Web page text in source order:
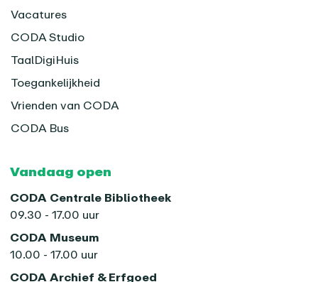
Vacatures
CODA Studio
TaalDigiHuis
Toegankelijkheid
Vrienden van CODA
CODA Bus
Vandaag open
CODA Centrale Bibliotheek
09.30 - 17.00 uur
CODA Museum
10.00 - 17.00 uur
CODA Archief & Erfgoed